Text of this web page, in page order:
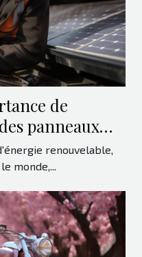
de
panneaux
de vos
renouvelable,
monde,...